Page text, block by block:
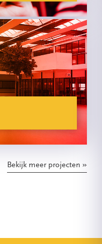
Bekijk meer projecten